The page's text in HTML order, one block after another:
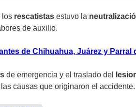
los rescatistas estuvo la
de auxilio.
de Chihuahua, Juárez y
de emergencia y el traslado del
causas que originaron el accidente.